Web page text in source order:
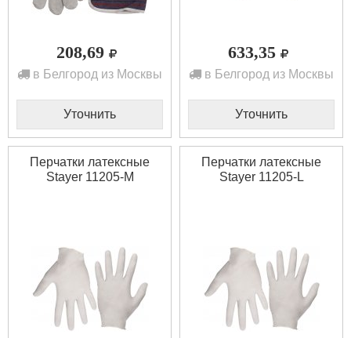
208,69
в Белгород из Москвы
Уточнить
633,35
в Белгород из Москвы
Уточнить
Перчатки латексные
Stayer 11205-M
Перчатки латексные
Stayer 11205-L